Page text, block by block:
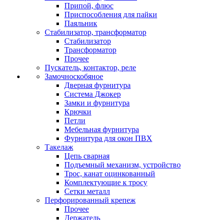
Припой, флюс
Приспособления для пайки
Паяльник
Стабилизатор, трансформатор
Стабилизатор
Трансформатор
Прочее
Пускатель, контактор, реле
Замочноскобяное
Дверная фурнитура
Система Джокер
Замки и фурнитура
Крючки
Петли
Мебельная фурнитура
Фурнитура для окон ПВХ
Такелаж
Цепь сварная
Подъемный механизм, устройство
Трос, канат оцинкованный
Комплектующие к тросу
Сетки металл
Перфорированный крепеж
Прочее
Держатель